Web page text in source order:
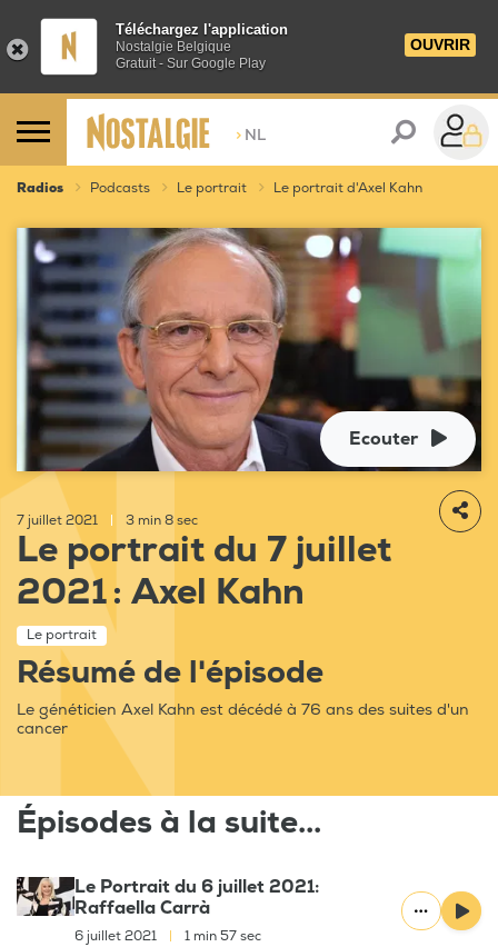
Téléchargez l'application
Nostalgie Belgique
Gratuit - Sur Google Play
OUVRIR
> NL
Radios Podcasts Le portrait Le portrait d'Axel Kahn
Ecouter
7 juillet 2021 3 min 8 sec
Le portrait du 7 juillet
2021 : Axel Kahn
Le portrait
Résumé de l'épisode
Le généticien Axel Kahn est décédé à 76 ans des suites d'un
cancer
Épisodes à la suite...
Le Portrait du 6 juillet 2021:
Raffaella Carrà
6 juillet 2021 1 min 57 sec